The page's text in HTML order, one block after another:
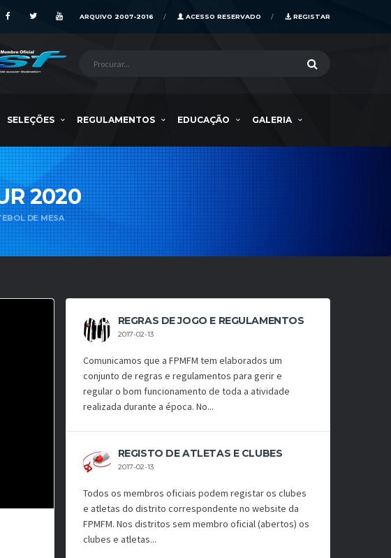
REGISTAR
ACESSO RESERVADO
ARQUIVO 2007-2016
SELEÇÕES REGULAMENTOS EDUCAÇÃO GALERIA
2020
DE MESA
REGRAS DE JOGO E REGULAMENTOS
2017-02-13
Comunicamos que a FPMFM tem elaborados um
conjunto de regras e regulamentos para gerir e
regular o bom funcionamento de toda a atividade
realizada durante a época. No...
REGISTO DE ATLETAS E CLUBES
2017-02-13
Todos os membros oficiais podem registar os clubes
e atletas do distrito correspondente no website da
FPMFM. Nos distritos sem membro oficial (abertos) os
clubes e atletas...